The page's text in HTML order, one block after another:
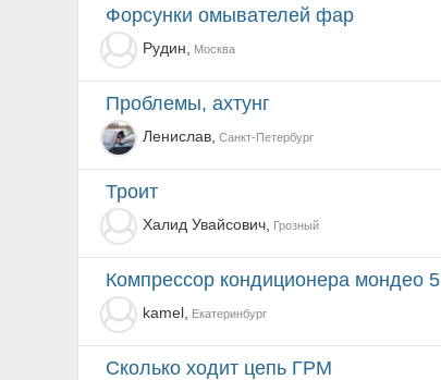
Форсунки омывателей фар
Рудин, Москва
проблемы, ахтунг
Ленислав, Санкт-Петербург
Троит
Халид Увайсович, Грозный
Компрессор кондиционера мондео 5
kamel, Екатеринбург
сколько ходит цепь ГРМ